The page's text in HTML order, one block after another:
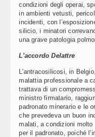
condizioni degli operai,
in ambienti vetusti,
incidenti, con
silicio, i minatori
una grave patologia
L’accordo Delattre
L’antracosilicosi, in
malattia professionale a
trattava di un
ministro firmatario,
padronato minerario e le
che prevedeva un buon
malati, a condizioni
per il padronato, poiché